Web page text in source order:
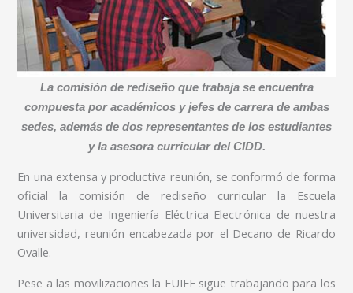
La comisión de rediseño que trabaja se encuentra
compuesta por académicos y jefes de carrera de ambas
sedes, además de dos representantes de los estudiantes
y la asesora curricular del CIDD.
En una extensa y productiva reunión, se conformó de forma
oficial la comisión de rediseño curricular la Escuela
Universitaria de Ingeniería Eléctrica Electrónica de nuestra
universidad, reunión encabezada por el Decano de Ricardo
Ovalle.
Pese a las movilizaciones la EUIEE sigue trabajando para los